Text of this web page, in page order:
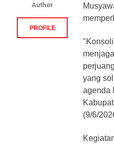
yang
agenda
(9/6/
Author
PROFILE